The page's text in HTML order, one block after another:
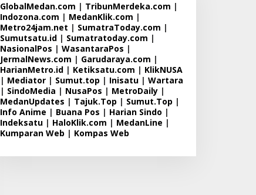
GlobalMedan.com | TribunMerdeka.com |
Indozona.com | MedanKlik.com |
Metro24jam.net | SumatraToday.com |
Sumutsatu.id| Sumatratoday.com |
NasionalPos | WasantaraPos |
JermalNews.com | Garudaraya.com |
HarianMetro.id| Ketiksatu.com | KlikNUSA
| Mediator| Sumut.top | Inisatu| Wartara
| SindoMedia | NusaPos | MetroDaily|
MedanUpdates | Tajuk.Top | Sumut.Top |
Info Anime | Buana Pos | Harian Sindo |
Indeksatu| HaloKlik.com | MedanLine |
Kumparan Web | Kompas Web